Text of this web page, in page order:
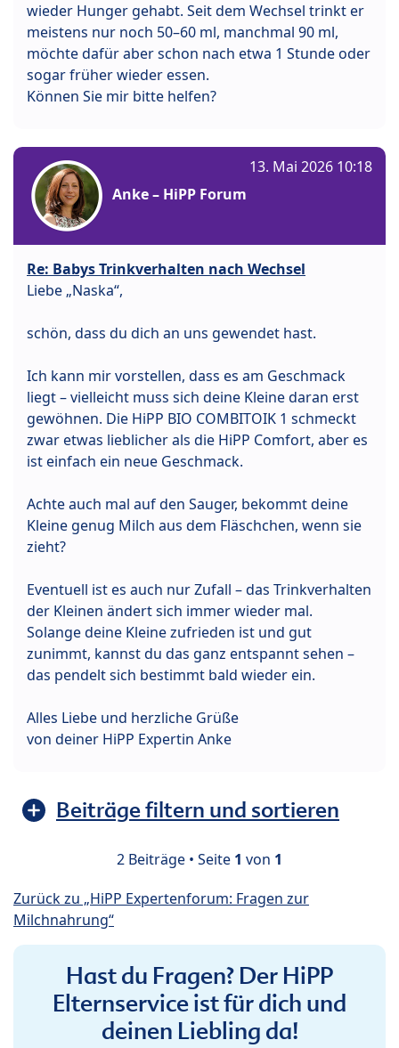
wieder Hunger gehabt. Seit dem Wechsel trinkt er
meistens nur noch 50–60 ml, manchmal 90 ml,
möchte dafür aber schon nach etwa 1 Stunde oder
sogar früher wieder essen.
Können Sie mir bitte helfen?
Anke – HiPP Forum
13. Mai 2026 10:18
Re: Babys Trinkverhalten nach Wechsel
Liebe „Naska“,
schön, dass du dich an uns gewendet hast.
Ich kann mir vorstellen, dass es am Geschmack
liegt – vielleicht muss sich deine Kleine daran erst
gewöhnen. Die HiPP BIO COMBITOIK 1 schmeckt
zwar etwas lieblicher als die HiPP Comfort, aber es
ist einfach ein neue Geschmack.
Achte auch mal auf den Sauger, bekommt deine
Kleine genug Milch aus dem Fläschchen, wenn sie
zieht?
Eventuell ist es auch nur Zufall – das Trinkverhalten
der Kleinen ändert sich immer wieder mal.
Solange deine Kleine zufrieden ist und gut
zunimmt, kannst du das ganz entspannt sehen –
das pendelt sich bestimmt bald wieder ein.
Alles Liebe und herzliche Grüße
von deiner HiPP Expertin Anke
Beiträge filtern und sortieren
2 Beiträge • Seite 1 von 1
Zurück zu „HiPP Expertenforum: Fragen zur
Milchnahrung“
Hast du Fragen? Der HiPP
Elternservice ist für dich und
deinen Liebling da!